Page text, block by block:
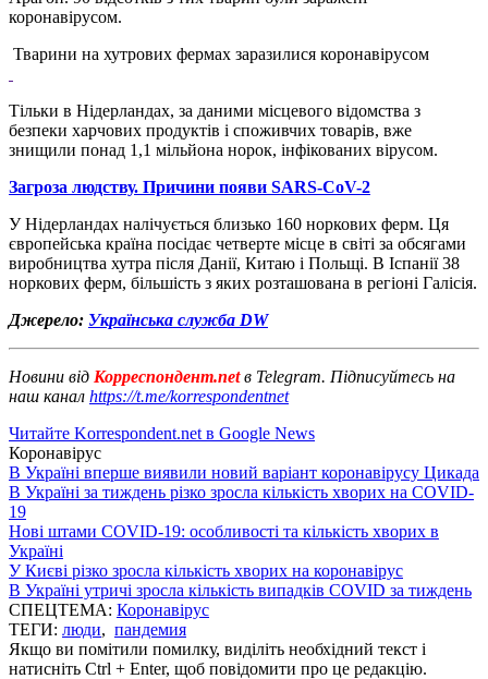
коронавірусом.
Тварини на хутрових фермах заразилися коронавірусом
Тільки в Нідерландах, за даними місцевого відомства з
безпеки харчових продуктів і споживчих товарів, вже
знищили понад 1,1 мільйона норок, інфікованих вірусом.
Загроза людству. Причини появи SARS-CoV-2
У Нідерландах налічується близько 160 норкових ферм. Ця
європейська країна посідає четверте місце в світі за обсягами
виробництва хутра після Данії, Китаю і Польщі. В Іспанії 38
норкових ферм, більшість з яких розташована в регіоні Галісія.
Джерело: Українська служба DW
Новини від Корреспондент.netв Telegram. Підписуйтесь на
наш канал https://t.me/korrespondentnet
Читайте Korrespondent.net в Google News
Коронавірус
В Україні вперше виявили новий варіант коронавірусу Цикада
В Україні за тиждень різко зросла кількість хворих на COVID-
19
Нові штами COVID-19: особливості та кількість хворих в
Україні
У Києві різко зросла кількість хворих на коронавірус
В Україні утричі зросла кількість випадків COVID за тиждень
СПЕЦТЕМА: Коронавірус
ТЕГИ: люди, пандемия
Якщо ви помітили помилку, виділіть необхідний текст і
натисніть Ctrl + Enter, щоб повідомити про це редакцію.